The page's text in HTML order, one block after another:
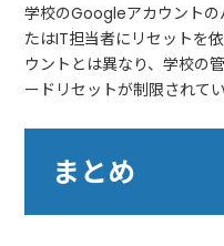
学校のGoogleアカウントの
たはIT担当者にリセットを
ウントとは異なり、学校の
ードリセットが制限されて
まとめ